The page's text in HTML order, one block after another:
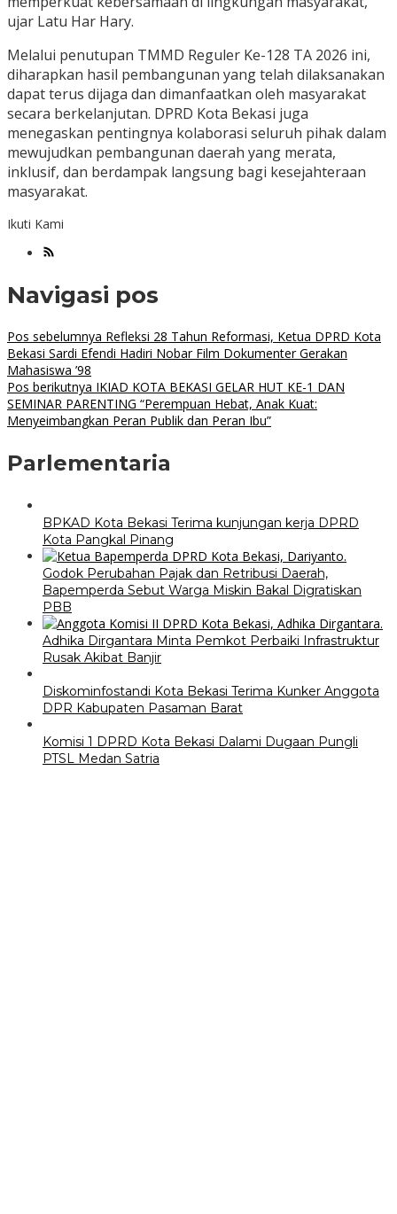
ujar Latu Har Hary.
Melalui penutupan TMMD Reguler Ke-128 TA 2026 ini,
diharapkan hasil pembangunan yang telah dilaksanakan
dapat terus dijaga dan dimanfaatkan oleh masyarakat
secara berkelanjutan. DPRD Kota Bekasi juga
menegaskan pentingnya kolaborasi seluruh pihak dalam
mewujudkan pembangunan daerah yang merata,
inklusif, dan berdampak langsung bagi kesejahteraan
masyarakat.
Ikuti Kami
Navigasi pos
Pos sebelumnya Refleksi 28 Tahun Reformasi, Ketua DPRD Kota
Bekasi Sardi Efendi Hadiri Nobar Film Dokumenter Gerakan
Mahasiswa ’98
Pos berikutnya IKIAD KOTA BEKASI GELAR HUT KE-1 DAN
SEMINAR PARENTING “Perempuan Hebat, Anak Kuat:
Menyeimbangkan Peran Publik dan Peran Ibu”
Parlementaria
BPKAD Kota Bekasi Terima kunjungan kerja DPRD
Kota Pangkal Pinang
Godok Perubahan Pajak dan Retribusi Daerah,
Bapemperda Sebut Warga Miskin Bakal Digratiskan
PBB
Adhika Dirgantara Minta Pemkot Perbaiki Infrastruktur
Rusak Akibat Banjir
Diskominfostandi Kota Bekasi Terima Kunker Anggota
DPR Kabupaten Pasaman Barat
Komisi 1 DPRD Kota Bekasi Dalami Dugaan Pungli
PTSL Medan Satria